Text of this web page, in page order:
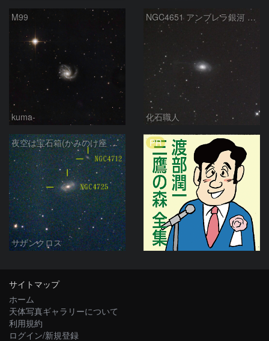
M99
kuma-
NGC4651 アンブレラ銀河 かみのけ座
化石職人
夜空は宝石箱(かみのけ座 NGC4725) Seestar50
サザンクロス
PR
サイトマップ
ホーム
天体写真ギャラリーについて
利用規約
ログイン/新規登録